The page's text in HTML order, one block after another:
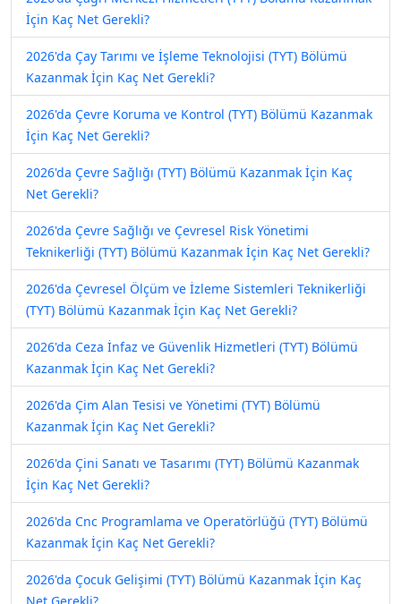
İçin Kaç Net Gerekli?
2026'da Çay Tarımı ve İşleme Teknolojisi (TYT) Bölümü
Kazanmak İçin Kaç Net Gerekli?
2026'da Çevre Koruma ve Kontrol (TYT) Bölümü Kazanmak
İçin Kaç Net Gerekli?
2026'da Çevre Sağlığı (TYT) Bölümü Kazanmak İçin Kaç
Net Gerekli?
2026'da Çevre Sağlığı ve Çevresel Risk Yönetimi
Teknikerliği (TYT) Bölümü Kazanmak İçin Kaç Net Gerekli?
2026'da Çevresel Ölçüm ve İzleme Sistemleri Teknikerliği
(TYT) Bölümü Kazanmak İçin Kaç Net Gerekli?
2026'da Ceza İnfaz ve Güvenlik Hizmetleri (TYT) Bölümü
Kazanmak İçin Kaç Net Gerekli?
2026'da Çim Alan Tesisi ve Yönetimi (TYT) Bölümü
Kazanmak İçin Kaç Net Gerekli?
2026'da Çini Sanatı ve Tasarımı (TYT) Bölümü Kazanmak
İçin Kaç Net Gerekli?
2026'da Cnc Programlama ve Operatörlüğü (TYT) Bölümü
Kazanmak İçin Kaç Net Gerekli?
2026'da Çocuk Gelişimi (TYT) Bölümü Kazanmak İçin Kaç